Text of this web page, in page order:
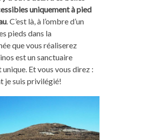
uniquement à pied
. C’est là, à l’ombre d’un
pieds dans la
que vous réaliserez
est un sanctuaire
Et vous vous direz :
je suis privilégié!